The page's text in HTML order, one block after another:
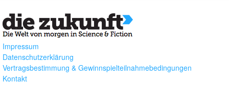
Impressum
Datenschutzerklärung
Vertragsbestimmung & Gewinnspielteilnahmebedingungen
Kontakt